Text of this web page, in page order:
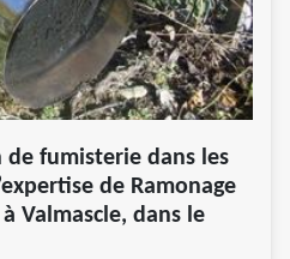
fumisterie dans les
de Ramonage
Valmascle, dans le